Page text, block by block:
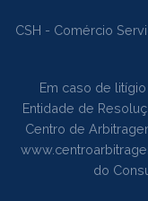
CSH - Comércio
Em caso de
Entidade de
Centro de
do